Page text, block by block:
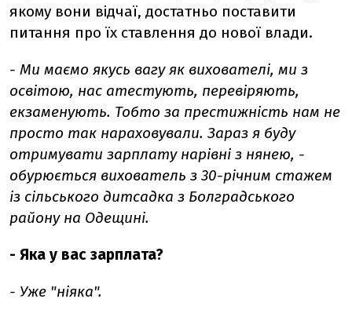
якому вони відчаї, достатньо поставити
питання про їх ставлення до нової влади.
- Ми маємо якусь вагу як вихователі, ми з
освітою, нас атестують, перевіряють,
екзаменують. Тобто за престижність нам не
просто так нараховували. Зараз я буду
отримувати зарплату нарівні з нянею, -
обурюється вихователь з 30-річним стажем
із сільського дитсадка з Болградського
району на Одещині.
- Яка у вас зарплата?
- Уже "ніяка".